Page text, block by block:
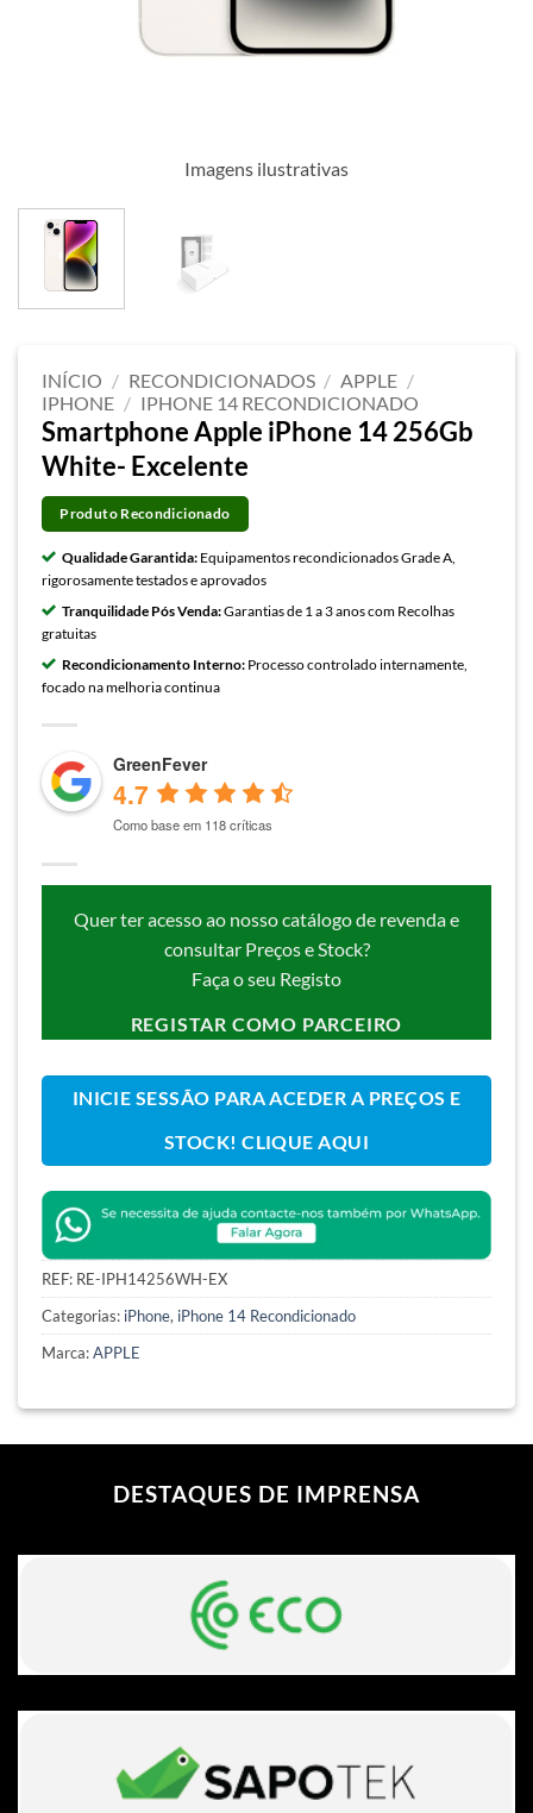
Imagens ilustrativas
INÍCIO / RECONDICIONADOS / APPLE /
IPHONE / IPHONE 14 RECONDICIONADO
Smartphone Apple iPhone 14 256Gb
White- Excelente
Produto Recondicionado
Qualidade Garantida: Equipamentos recondicionados Grade A,
rigorosamente testados e aprovados
Tranquilidade Pós Venda:Garantias de 1 a 3 anos com Recolhas
gratuitas
Recondicionamento Interno: Processo controlado internamente,
focado na melhoria continua
GreenFever
4.7
Como base em 118 críticas
Quer ter acesso ao nosso catálogo de revenda e
consultar Preços e Stock?
Faça o seu Registo
REGISTAR COMO PARCEIRO
INICIE SESSÃO PARA ACEDER A PREÇOS E
STOCK! CLIQUE AQUI
REF: RE-IPH14256WH-EX
Categorias: iPhone, iPhone 14 Recondicionado
Marca:APPLE
DESTAQUES DE IMPRENSA